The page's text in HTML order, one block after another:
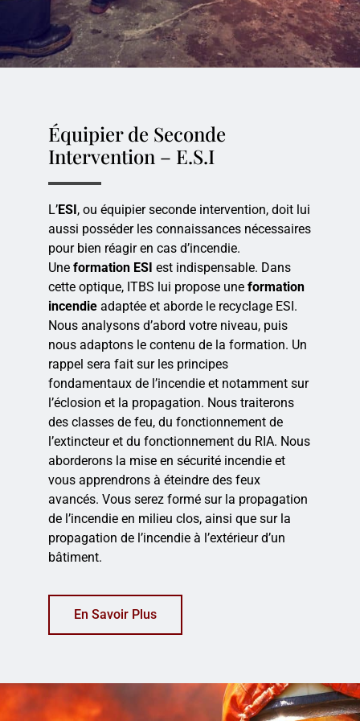
Équipier de Seconde
Intervention – E.S.I
L’ESI, ou équipier seconde intervention, doit lui
aussi posséder les connaissances nécessaires
pour bien réagir en cas d’incendie.
Une formation ESI est indispensable. Dans
cette optique, ITBS lui propose une formation
incendie adaptée et aborde le recyclage ESI.
Nous analysons d’abord votre niveau, puis
nous adaptons le contenu de la formation. Un
rappel sera fait sur les principes
fondamentaux de l’incendie et notamment sur
l’éclosion et la propagation. Nous traiterons
des classes de feu, du fonctionnement de
l’extincteur et du fonctionnement du RIA. Nous
aborderons la mise en sécurité incendie et
vous apprendrons à éteindre des feux
avancés. Vous serez formé sur la propagation
de l’incendie en milieu clos, ainsi que sur la
propagation de l’incendie à l’extérieur d’un
bâtiment.
En Savoir Plus